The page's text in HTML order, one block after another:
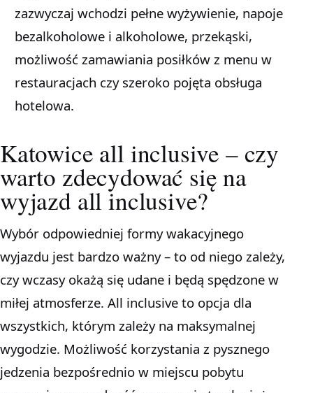
zazwyczaj wchodzi pełne wyżywienie, napoje
bezalkoholowe i alkoholowe, przekąski,
możliwość zamawiania posiłków z menu w
restauracjach czy szeroko pojęta obsługa
hotelowa.
Katowice all inclusive – czy
warto zdecydować się na
wyjazd all inclusive?
Wybór odpowiedniej formy wakacyjnego
wyjazdu jest bardzo ważny – to od niego zależy,
czy wczasy okażą się udane i będą spędzone w
miłej atmosferze. All inclusive to opcja dla
wszystkich, którym zależy na maksymalnej
wygodzie. Możliwość korzystania z pysznego
jedzenia bezpośrednio w miejscu pobytu